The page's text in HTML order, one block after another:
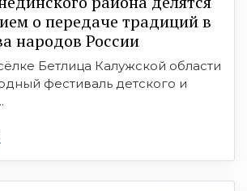
о передаче традиций в
народов России
Бетлица Калужской области
фестиваль детского и